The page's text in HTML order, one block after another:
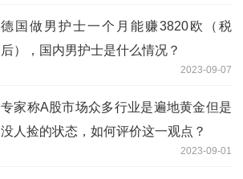
德国做男护士一个月能赚3820欧（税
后），国内男护士是什么情况？
2023-09-07
专家称A股市场众多行业是遍地黄金但是
没人捡的状态，如何评价这一观点？
2023-09-01